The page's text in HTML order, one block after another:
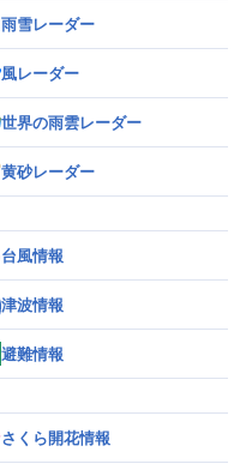
雨雪レーダー
風レーダー
世界の雨雲レーダー
黄砂レーダー
台風情報
津波情報
避難情報
さくら開花情報